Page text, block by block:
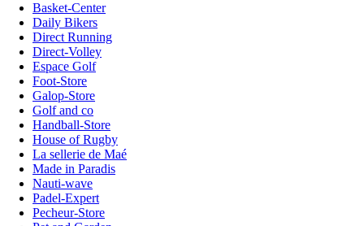
Basket-Center
Daily Bikers
Direct Running
Direct-Volley
Espace Golf
Foot-Store
Galop-Store
Golf and co
Handball-Store
House of Rugby
La sellerie de Maé
Made in Paradis
Nauti-wave
Padel-Expert
Pecheur-Store